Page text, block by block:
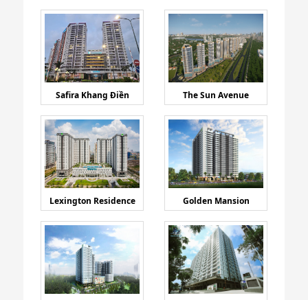
Safira Khang Điền The Sun Avenue
Lexington Residence Golden Mansion